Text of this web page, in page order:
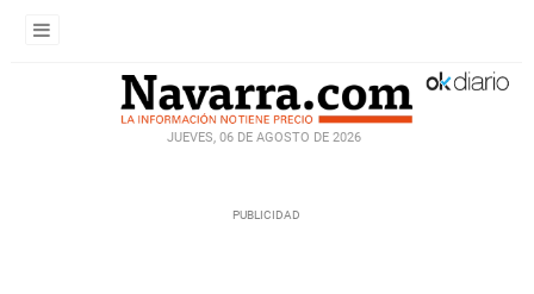
JUEVES, 06 DE AGOSTO DE 2026